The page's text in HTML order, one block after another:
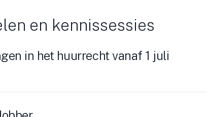
en kennissessies
in het huurrecht vanaf 1 juli